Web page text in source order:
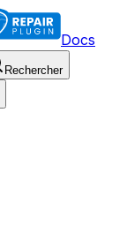
Docs
Rechercher